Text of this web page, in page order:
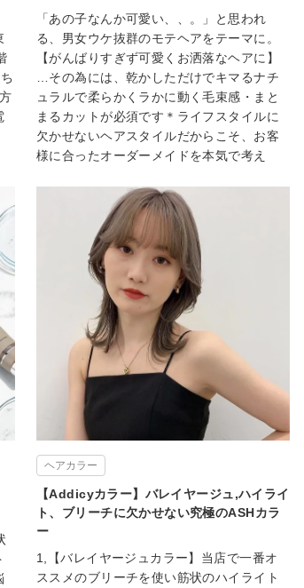
「あの子なんか可愛い、、。」と思われ
る、男女ウケ抜群のモテヘアをテーマに。
【がんばりすぎず可愛くお洒落なヘアに】
…その為には、乾かしただけでキマるナチ
ュラルで柔らかくラかに動く毛束感・まと
まるカットが必須です＊ライフスタイルに
欠かせないヘアスタイルだからこそ、お客
様に合ったオーダーメイドを本気で考え
ヘアカラー
【Addicyカラー】バレイヤージュ,ハイライ
ト、ブリーチに欠かせない究極のASHカラ
ー
1,【バレイヤージュカラー】当店で一番オ
ススメのブリーチを使い筋状のハイライト